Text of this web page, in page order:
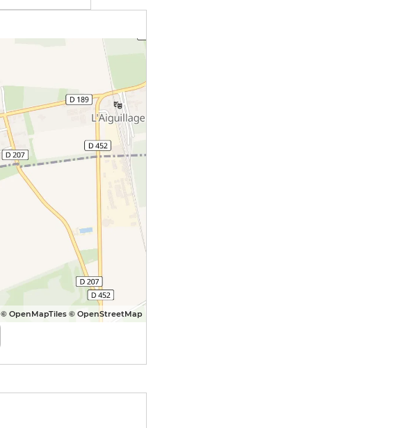
© OpenMapTiles © OpenStreetMap